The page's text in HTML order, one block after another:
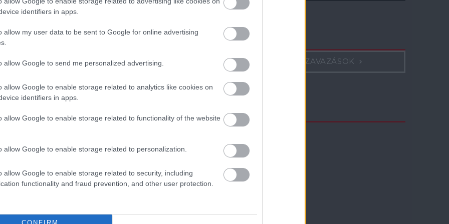
identifiers in apps.
allow my user data to be sent to Google for online advertising
allow Google to send me personalized advertising.
allow Google to enable storage related to analytics like cookies on
identifiers in apps.
allow Google to enable storage related to functionality of the website
allow Google to enable storage related to personalization.
allow Google to enable storage related to security, including
functionality and fraud prevention, and other user protection.
Szerzett két gól, büntetõbõl. Nagyon kellett
második percben megítélt szabadrúgás közelébe
van. Az akarás jeleit sem mindig fedeztem fel
szabálytalankodnak, õ elkezd reklamálni,
fúj, akkor leállhat, addig menni kellene.
mellé mentek, vagy blokkolták õket, vagy Cech
nulla KEY passza volt, még Hernandeznek is volt
láttam olyan fergetegesen jónak, mint egyesek.
50%-os volt. (5 jó, 5 rossz megmozdulás).
képest roppant kevés passz ment át
kapja azt az osztályzatot, amit. Ennél õ is sokkal
összehozott, nagy hatást nem tudott kifejteni az
tartása. (Passzok: 20 jó, 3 rossz, 87%) 6
nála a labda, 1-2 igen jó megoldást is bemutatott.
60%) 6,5
Carrick nagyon egyedül volt, Giggs
lettünk vele, és ismét bemutatta, még mindig kiváló
7
Szavazás
KORÁBBI SZAVAZÁSOK